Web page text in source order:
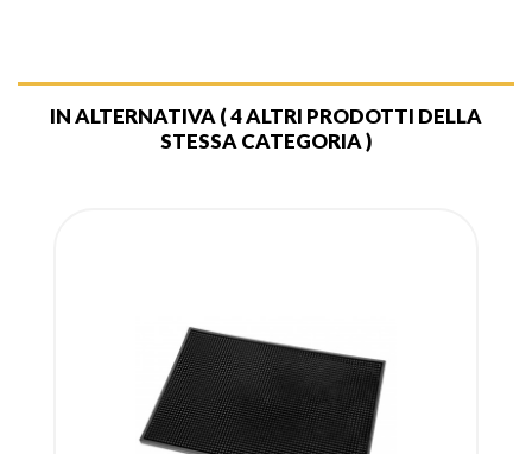
IN ALTERNATIVA ( 4 ALTRI PRODOTTI DELLA
STESSA CATEGORIA )